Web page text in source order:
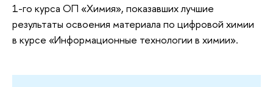
1-го курса ОП «Химия», показавших лучшие
результаты освоения материала по цифровой химии
в курсе «Информационные технологии в химии».